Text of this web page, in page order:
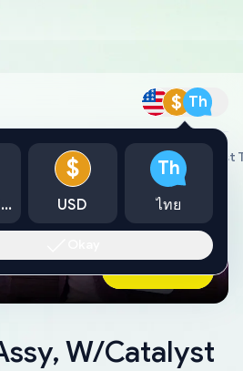
$ Th
Parts Converter Assy, W/Catalyst
than a tow
Ask AI Now
W/Catalyst
$
USD
Th
ไทย